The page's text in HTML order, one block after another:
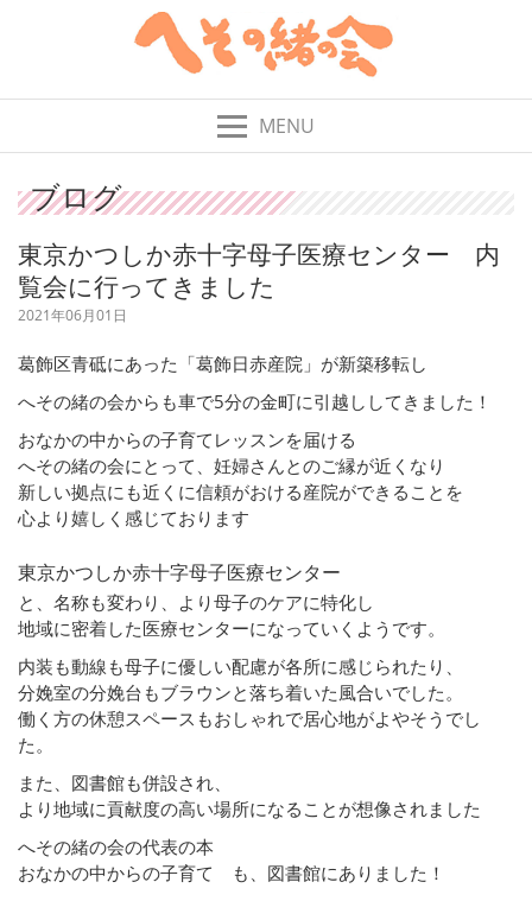
MENU
ブログ
東京かつしか赤十字母子医療センター 内
覧会に行ってきました
2021年06月01日
葛飾区青砥にあった「葛飾日赤産院」が新築移転し
へその緒の会からも車で5分の金町に引越ししてきました！
おなかの中からの子育てレッスンを届ける
へその緒の会にとって、妊婦さんとのご縁が近くなり
新しい拠点にも近くに信頼がおける産院ができることを
心より嬉しく感じております
東京かつしか赤十字母子医療センター
と、名称も変わり、より母子のケアに特化し
地域に密着した医療センターになっていくようです。
内装も動線も母子に優しい配慮が各所に感じられたり、
分娩室の分娩台もブラウンと落ち着いた風合いでした。
働く方の休憩スペースもおしゃれで居心地がよやそうでし
た。
また、図書館も併設され、
より地域に貢献度の高い場所になることが想像されました
へその緒の会の代表の本
おなかの中からの子育て も、図書館にありました！